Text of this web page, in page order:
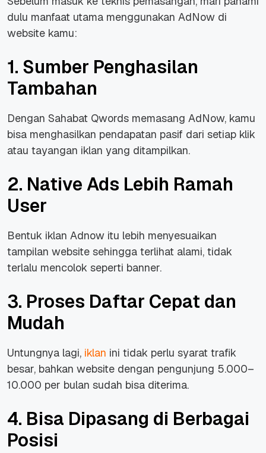
dulu manfaat utama menggunakan AdNow di
website kamu:
1. Sumber Penghasilan
Tambahan
Dengan Sahabat Qwords memasang AdNow, kamu
bisa menghasilkan pendapatan pasif dari setiap klik
atau tayangan iklan yang ditampilkan.
2. Native Ads Lebih Ramah
User
Bentuk iklan Adnow itu lebih menyesuaikan
tampilan website sehingga terlihat alami, tidak
terlalu mencolok seperti banner.
3. Proses Daftar Cepat dan
Mudah
Untungnya lagi, iklan ini tidak perlu syarat trafik
besar, bahkan website dengan pengunjung 5.000–
10.000 per bulan sudah bisa diterima.
4. Bisa Dipasang di Berbagai
Posisi